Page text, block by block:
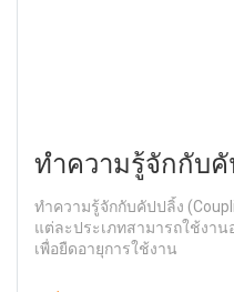
ทำความรู้จักกับคั
งานอย่างไรได้บ้า
ทำความรู้จักกับคัปปลิ้ง
แต่ละประเภทสามารถใช้งา
เพื่อยืดอายุการใช้งาน